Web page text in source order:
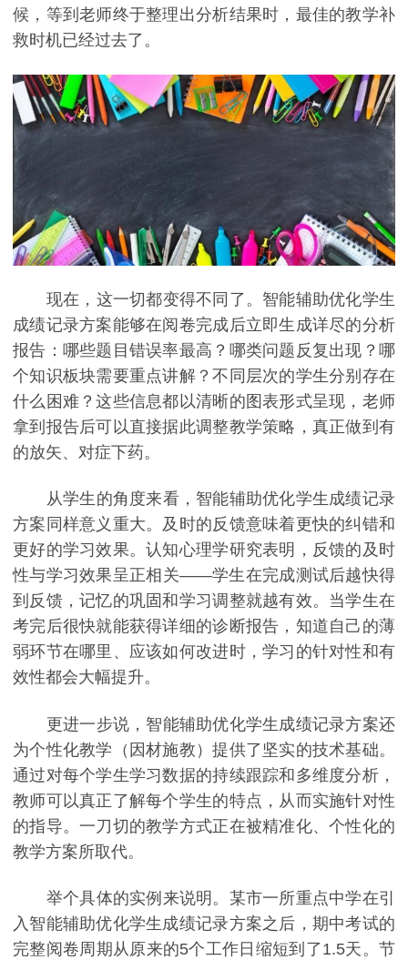
候，等到老师终于整理出分析结果时，最佳的教学补
救时机已经过去了。
现在，这一切都变得不同了。智能辅助优化学生
成绩记录方案能够在阅卷完成后立即生成详尽的分析
报告：哪些题目错误率最高？哪类问题反复出现？哪
个知识板块需要重点讲解？不同层次的学生分别存在
什么困难？这些信息都以清晰的图表形式呈现，老师
拿到报告后可以直接据此调整教学策略，真正做到有
的放矢、对症下药。
从学生的角度来看，智能辅助优化学生成绩记录
方案同样意义重大。及时的反馈意味着更快的纠错和
更好的学习效果。认知心理学研究表明，反馈的及时
性与学习效果呈正相关——学生在完成测试后越快得
到反馈，记忆的巩固和学习调整就越有效。当学生在
考完后很快就能获得详细的诊断报告，知道自己的薄
弱环节在哪里、应该如何改进时，学习的针对性和有
效性都会大幅提升。
更进一步说，智能辅助优化学生成绩记录方案还
为个性化教学（因材施教）提供了坚实的技术基础。
通过对每个学生学习数据的持续跟踪和多维度分析，
教师可以真正了解每个学生的特点，从而实施针对性
的指导。一刀切的教学方式正在被精准化、个性化的
教学方案所取代。
举个具体的实例来说明。某市一所重点中学在引
入智能辅助优化学生成绩记录方案之后，期中考试的
完整阅卷周期从原来的5个工作日缩短到了1.5天。节